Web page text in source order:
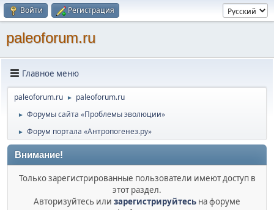
Войти Регистрация
paleoforum.ru
Главное меню
paleoforum.ru ► paleoforum.ru
► Форумы сайта «Проблемы эволюции»
► Форум портала «Антропогенез.ру»
Внимание!
Только зарегистрированные пользователи имеют доступ в
этот раздел.
Авторизуйтесь или зарегистрируйтесь на форуме